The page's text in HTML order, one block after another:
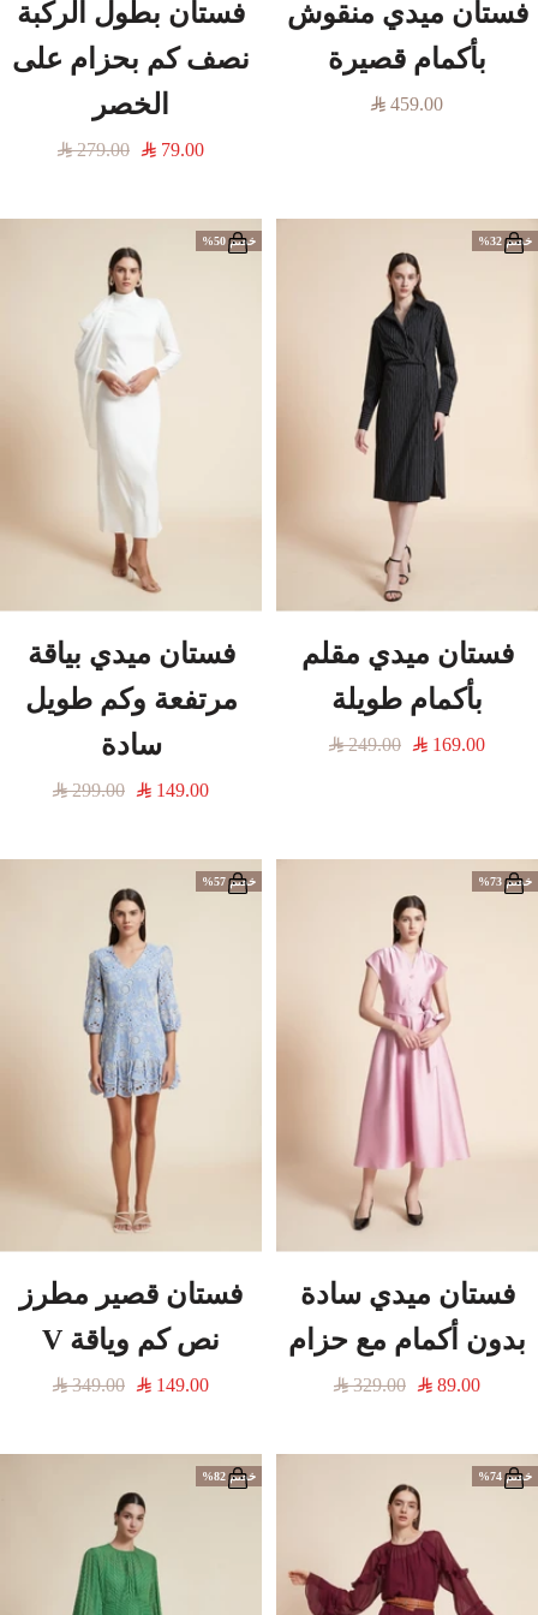
فستان ميدي منقوش
بأكمام قصيرة
السعر
459.00
فستان بطول الركبة
نصف كم بحزام على
الخصر
السعر
79.00
السعر
279.00
خصم 32%
فستان ميدي مقلم
بأكمام طويلة
السعر
169.00
السعر
249.00
خصم 50%
فستان ميدي بياقة
مرتفعة وكم طويل
سادة
السعر
149.00
السعر
299.00
خصم 73%
فستان ميدي سادة
بدون أكمام مع حزام
السعر
89.00
السعر
329.00
خصم 57%
فستان قصير مطرز
نص كم وياقة V
السعر
149.00
السعر
349.00
خصم 74% خصم 82%